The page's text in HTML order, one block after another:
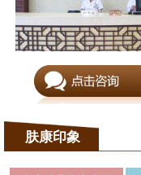
肤康印象